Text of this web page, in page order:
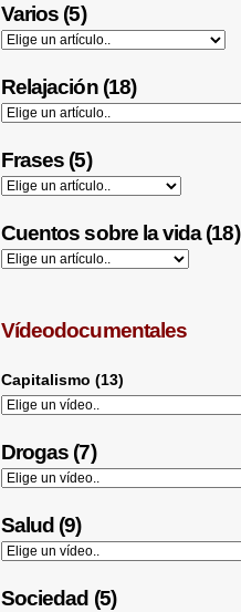
Varios (5)
Relajación (18)
Frases (5)
Cuentos sobre la vida (18)
Vídeodocumentales
Capitalismo (13)
Drogas (7)
Salud (9)
Sociedad (5)